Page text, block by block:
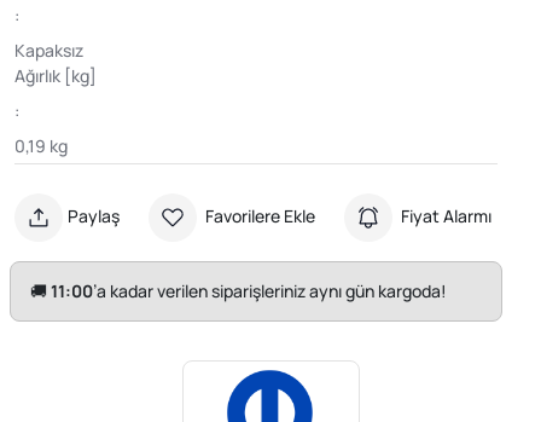
:
Kapaksız
Ağırlık [kg]
:
0,19 kg
Paylaş Favorilere Ekle Fiyat Alarmı
🚚11:00’a kadar verilen siparişleriniz aynı gün kargoda!